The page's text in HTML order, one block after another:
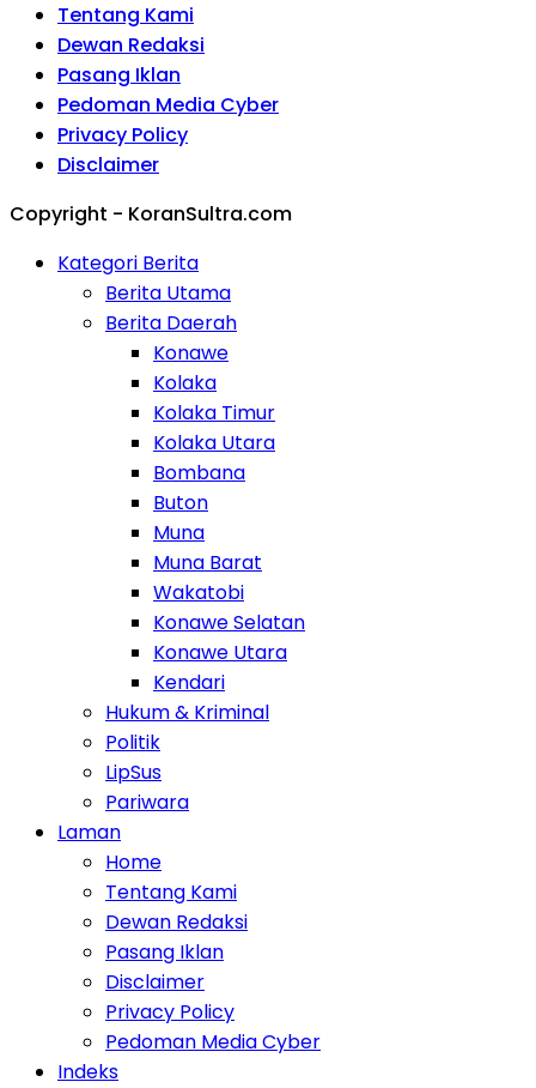
Tentang Kami
Dewan Redaksi
Pasang Iklan
Pedoman Media Cyber
Privacy Policy
Disclaimer
Copyright - KoranSultra.com
Kategori Berita
Berita Utama
Berita Daerah
Konawe
Kolaka
Kolaka Timur
Kolaka Utara
Bombana
Buton
Muna
Muna Barat
Wakatobi
Konawe Selatan
Konawe Utara
Kendari
Hukum & Kriminal
Politik
LipSus
Pariwara
Laman
Home
Tentang Kami
Dewan Redaksi
Pasang Iklan
Disclaimer
Privacy Policy
Pedoman Media Cyber
Indeks